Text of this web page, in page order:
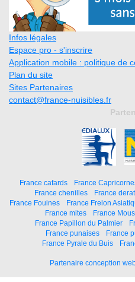
Infos légales
Espace pro - s'inscrire
Application mobile : politique de
Plan du site
Sites Partenaires
contact@france-nuisibles.fr
France cafards France
France chenilles
France
France Fouines
France Frelon
France mites
France
France Papillon du Palmier
France punaises
France
France Pyrale du Buis
Partenaire conception